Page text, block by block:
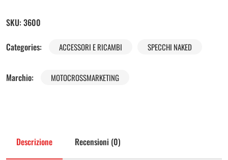
SKU: 3600
Categories:
ACCESSORI E RICAMBI SPECCHI NAKED
Marchio: MOTOCROSSMARKETING
Descrizione Recensioni (0)